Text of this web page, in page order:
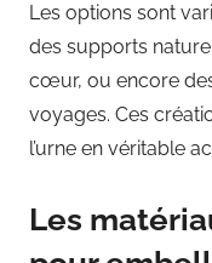
Les options sont
des supports
cœur, ou encore
voyages. Ces
l’urne en véritable
Les